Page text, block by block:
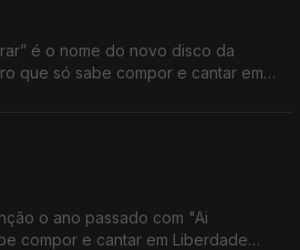
é o nome do novo disco da
que só sabe compor e cantar em
o ano passado com "Ai
compor e cantar em Liberdade